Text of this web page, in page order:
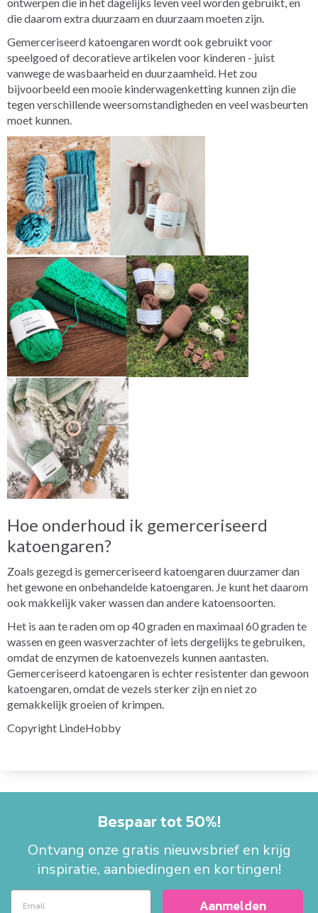
die daarom extra duurzaam en duurzaam moeten zijn.
Gemerceriseerd katoengaren wordt ook gebruikt voor
speelgoed of decoratieve artikelen voor kinderen - juist
vanwege de wasbaarheid en duurzaamheid. Het zou
bijvoorbeeld een mooie kinderwagenketting kunnen zijn die
tegen verschillende weersomstandigheden en veel wasbeurten
moet kunnen.
Hoe onderhoud ik gemerceriseerd
katoengaren?
Zoals gezegd is gemerceriseerd katoengaren duurzamer dan
het gewone en onbehandelde katoengaren. Je kunt het daarom
ook makkelijk vaker wassen dan andere katoensoorten.
Het is aan te raden om op 40 graden en maximaal 60 graden te
wassen en geen wasverzachter of iets dergelijks te gebruiken,
omdat de enzymen de katoenvezels kunnen aantasten.
Gemerceriseerd katoengaren is echter resistenter dan gewoon
katoengaren, omdat de vezels sterker zijn en niet zo
gemakkelijk groeien of krimpen.
Copyright LindeHobby
Bespaar tot 50%!
Ontvang onze gratis nieuwsbrief en krijg
inspiratie, aanbiedingen en kortingen!
Aanmelden